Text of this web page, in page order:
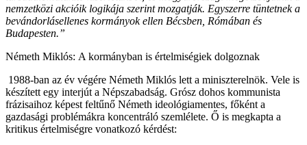
nemzetközi akcióik logikája szerint mozgatják. Egyszerre tüntetnek a
bevándorlásellenes kormányok ellen Bécsben, Rómában és
Budapesten.”
Németh Miklós: A kormányban is értelmiségiek dolgoznak
1988-ban az év végére Németh Miklós lett a miniszterelnök. Vele is
készített egy interjút a Népszabadság. Grósz dohos kommunista
frázisaihoz képest feltűnő Németh ideológiamentes, főként a
gazdasági problémákra koncentráló szemlélete. Ő is megkapta a
kritikus értelmiségre vonatkozó kérdést: